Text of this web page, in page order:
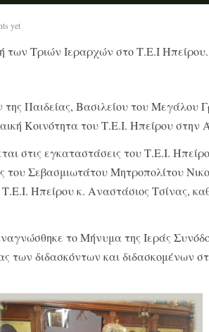
yet
των Τριών Ιεραρχών στο Τ.Ε.Ι Ηπείρου.
Παιδείας, Βασιλείου του Μεγάλου
Κοινότητα του Τ.Ε.Ι. Ηπείρου στην
στις εγκαταστάσεις του Τ.Ε.Ι.
του Σεβασμιωτάτου Μητροπολίτου
Ηπείρου κ. Αναστάσιος Τσίνας,
το Μήνυμα της Ιεράς
των διδασκόντων και διδασκομένων